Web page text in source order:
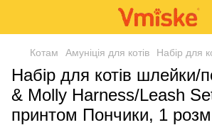
Котам Амуніція для котів Набір для
Набір для котів шлейки/
& Molly Harness/Leash
принтом Пончики, 1